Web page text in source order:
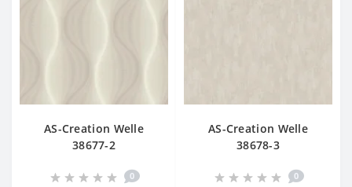
AS-Creation Welle
38677-2
0
AS-Creation Welle
38678-3
0